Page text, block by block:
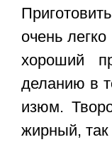
очень
хороший
деланию в
изюм.
жирный,